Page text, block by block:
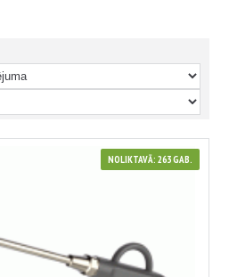
NOLIKTAVĀ: 263 GAB.